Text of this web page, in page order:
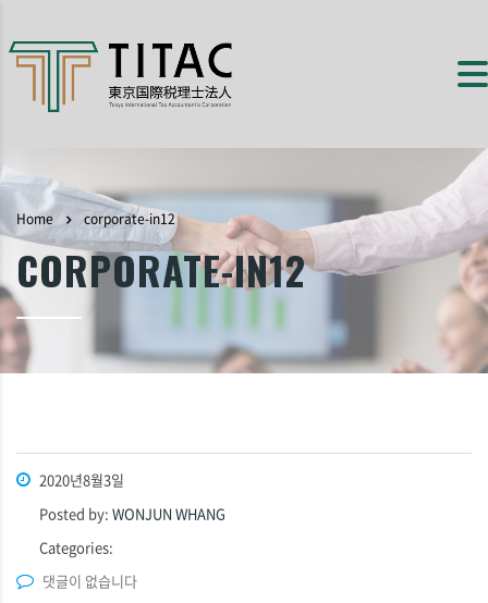
Home corporate-in12
CORPORATE-IN12
2020년8월3일
Posted by: WONJUN WHANG
Categories:
댓글이 없습니다